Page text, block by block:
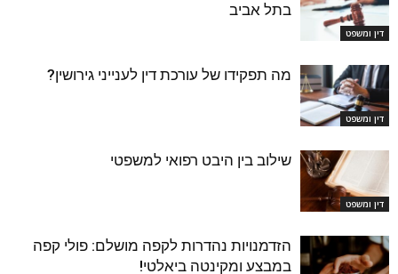
דין ומשפט
בתל אביב
דין ומשפט
מה תפקידו של עורכת דין לענייני גירושין?
דין ומשפט
שילוב בין היבט רפואי למשפטי
הזדמנויות נהדרות לקפה מושלם: פולי קפה
במבצע ומקינטה ביאלטי!